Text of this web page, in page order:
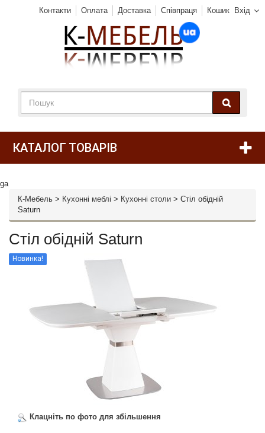
Вхід
Контакти Оплата Доставка Співпраця Кошик
КАТАЛОГ ТОВАРІВ
ga
К-Мебель > Кухонні меблі > Кухонні столи > Стіл обідній
Saturn
Стіл обідній Saturn
Новинка!
Клацніть по фото для збільшення